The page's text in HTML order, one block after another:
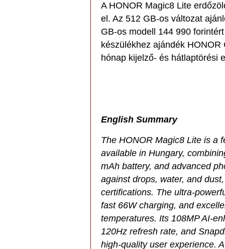
A HONOR Magic8 Lite
el. Az 512 GB-os változat
GB-os modell 144 990
készülékhez ajándék
hónap kijelző- és hátlaptörési
English Summary
The HONOR Magic8 Lite is a
available in Hungary,
mAh battery, and advanced
against drops, water, and
certifications. The ultra-
fast 66W charging, and
temperatures. Its 108MP AI-
120Hz refresh rate, and
high-quality user experience.